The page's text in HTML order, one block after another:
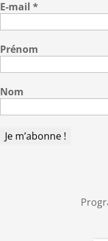
E-mail *
Prénom
Nom